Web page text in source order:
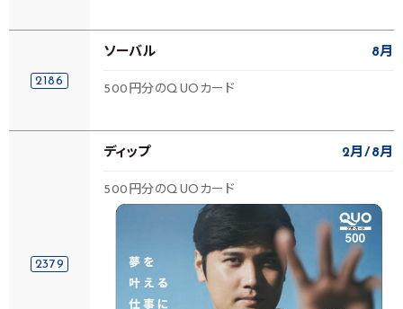
2186
ソーバル 8月
500円分のQUOカード
2379
ディップ 2月 8月
500円分のQUOカード